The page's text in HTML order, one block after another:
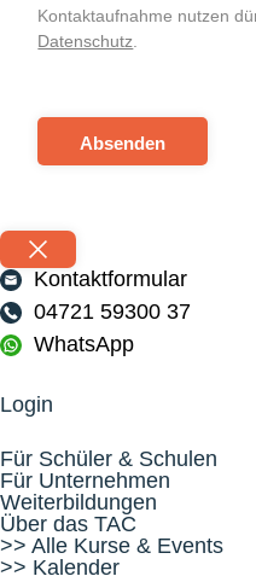
Kontaktaufnahme nutzen
Datenschutz.
Absenden
Kontaktformular
04721 59300 37
WhatsApp
Login
Für Schüler & Schulen
Für Unternehmen
Weiterbildungen
Über das TAC
>> Alle Kurse & Events
>> Kalender